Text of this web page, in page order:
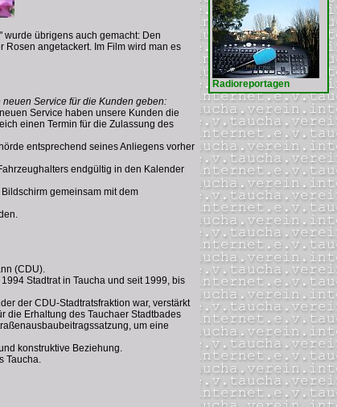
übrigens auch gemacht: Den
angetackert. Im Film wird man es
Service für die Kunden geben:
Service haben unsere Kunden die
einen Termin für die Zulassung des
entsprechend seines Anliegens vorher
endgültig in den Kalender
gemeinsam mit dem
(CDU).
Stadtrat in Taucha und seit 1999, bis
der CDU-Stadtratsfraktion war, verstärkt
die Erhaltung des Tauchaer Stadtbades
um eine
konstruktive Beziehung.
Taucha.
Radioreportagen